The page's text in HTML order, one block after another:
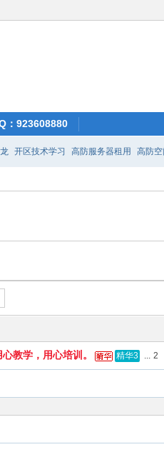
：923608880
开区技术学习 高防服务器租用 高防空
教学，用心培训。 精华3 ... 2